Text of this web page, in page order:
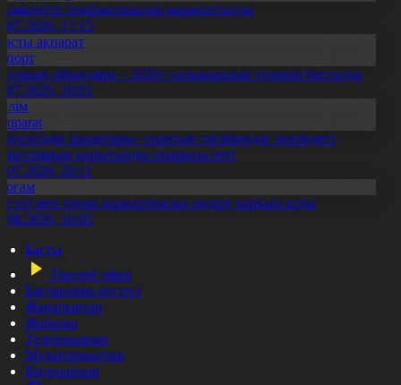
теміржолшылар марапатталды
17:15
ақпарат
ойындары – 2026» халықаралық турнирі басталды
10:01
ұрпақтары» грантын тағайындау жөніндегі
қорытынды отырысы өтті
20:11
еті мен тауық жұмыртқасын өндіру қарқын алды
10:05
Басты
Тікелей эфир
Бағдарлама кестесі
Жаңалықтар
Жобалар
Телехикаялар
Мультсериалдар
Видеоархив